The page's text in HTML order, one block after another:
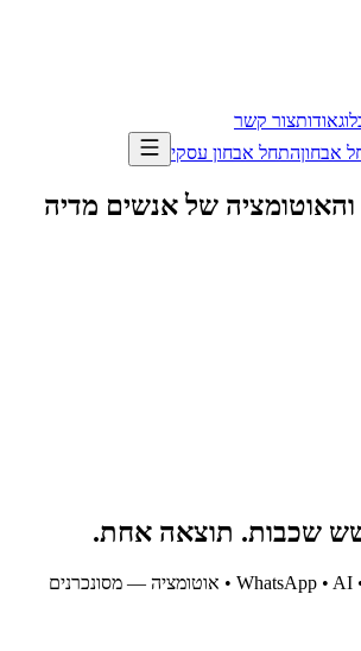
אודותצור קשר
אבחוןהתחל אבחון עסקי
של אנשים מדיה
שכבות. תוצאה אחת.
פרסום • תוכן • WhatsApp • AI • CRM • אוטומציה — מסונכרנים